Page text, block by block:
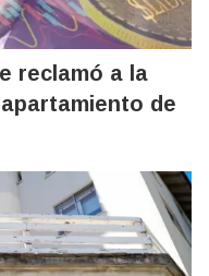
reclamó a la
de